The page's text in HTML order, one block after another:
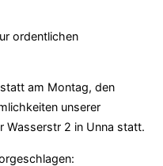
ordentlichen
am Montag, den
unserer
Wasserstr 2 in Unna statt.